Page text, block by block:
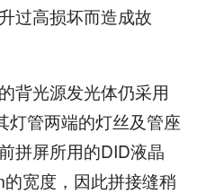
过高损坏而造成故
背光源发光体仍采用
灯管两端的灯丝及管座
拼屏所用的DID液晶
宽度，因此拼接缝稍